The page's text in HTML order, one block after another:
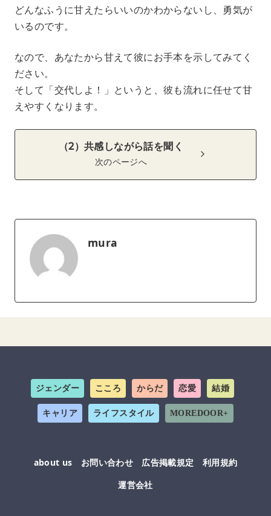
どんなふうに甘えたらいいのかわからないし、勇気が
いるのです。
なので、あなたから甘えて彼にお手本を示してみてく
ださい。
そして「交代しよ！」というと、彼も流れに任せて甘
えやすくなります。
（2）共感しながら話を聞く
次のページへ
mura
ジェンダー こころ からだ 恋愛 結婚
キャリア ライフスタイル MOREDOOR+
about us お問い合わせ 広告掲載規定
利用規約
運営会社